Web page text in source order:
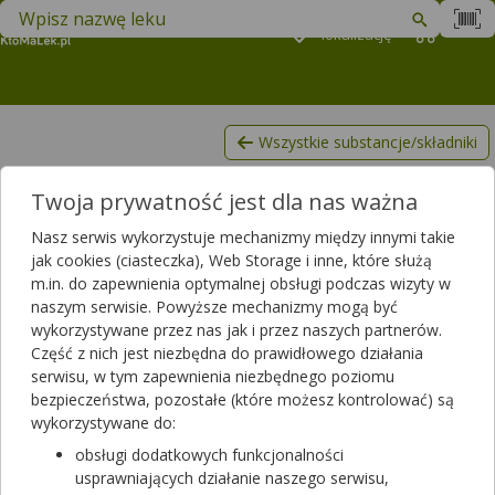
lokalizację
Znajdź lek w swojej okolicy
Jiaogulan
Wszystkie substancje/składniki
Lista produktów, zawierających Jiaogulan
Filtrowanie
Filtrowanie
Wyniki wyszukiwania(0)
Nie znaleźliśmy żadnego produktu spełniającego Twoje kryteria
wyszukiwania.
Aktualnie masz zaznaczone następujące filtry, które mogą
wykluczać wyszukiwany przez Ciebie produkt.
Twoja prywatność jest dla nas ważna
Nasz serwis wykorzystuje mechanizmy między innymi takie
jak cookies (ciasteczka), Web Storage i inne, które służą
m.in. do zapewnienia optymalnej obsługi podczas wizyty w
naszym serwisie. Powyższe mechanizmy mogą być
wykorzystywane przez nas jak i przez naszych partnerów.
Część z nich jest niezbędna do prawidłowego działania
serwisu, w tym zapewnienia niezbędnego poziomu
bezpieczeństwa, pozostałe (które możesz kontrolować) są
wykorzystywane do:
obsługi dodatkowych funkcjonalności
usprawniających działanie naszego serwisu,